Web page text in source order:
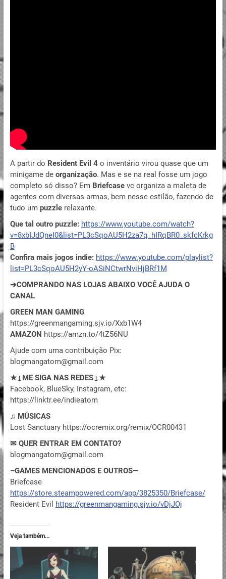
A partir do Resident Evil 4 o inventário virou quase que um
minigame de organização. Mas e se na real fosse um jogo
completo só disso? Em Briefcase vc organiza a maleta de
agentes com diversas armas, bem nesse estilão, fazendo de
tudo um puzzle relaxante.
Que tal outro puzzle: https://www.youtube.com/watch?
v=8xbIJdQneI0&list=PL3cSqoAU5H2za7q_hIRqBR0_skfcKrkg
B
Confira mais jogos indie: https://www.youtube.com/playlist?
list=PL3cSqoAU5H2yY-oASiNCtwrNviHjBRf1M
➔COMPRANDO NAS LOJAS ABAIXO VOCÊ AJUDA O
CANAL
GREEN MAN GAMING
https://greenmangaming.sjv.io/Xxb1W4
AMAZON https://amzn.to/4tZ56NU
Ajude com uma contribuição Pix:
blogmangatom@gmail.com
★↓ME SIGA NAS REDES↓★
Facebook, BlueSky, Instagram, etc:
https://linktr.ee/indieatom
♫ MÚSICAS
Lost Sanctuary https://ocremix.org/remix/OCR00431
✉ QUER ENTRAR EM CONTATO?
blogmangatom@gmail.com
–GAMES MENCIONADOS E OUTROS—
Briefcase
https://store.steampowered.com/app/3825350/Briefcase/
Resident Evil https://greenmangaming.sjv.io/vDjJOj
Veja também...